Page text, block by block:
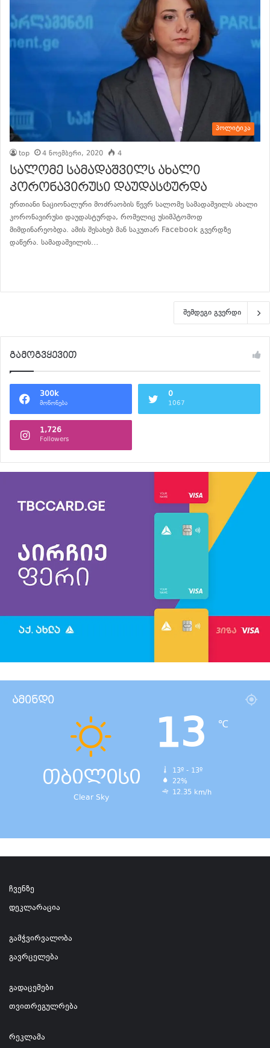
პოლიტიკა
top 4 ნოემბერი, 2020 4
სალომე სამადაშვილს ახალი
კორონავირუსი დაუდასტურდა
ერთიანი ნაციონალური მოძრაობის წევრ სალომე სამადაშვილს ახალი
კორონავირუსი დაუდასტურდა, რომელიც უსიმპტომოდ
მიმდინარეობდა. ამის შესახებ მან საკუთარ Facebook გვერდზე
დაწერა. სამადაშვილის…
შემდეგი გვერდი
გამოგვყევით
300k
მოწონება
0
1067
1,726
Followers
ამინდი
თბილისი
Clear Sky
13 ℃
13º - 13º
22%
12.35 km/h
ჩვენზე
დეკლარაცია
გამჭვირვალობა
გავრცელება
გადაცემები
თვითრეგულრება
რეკლამა